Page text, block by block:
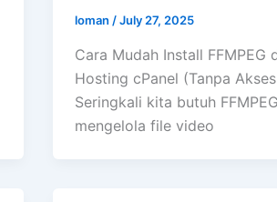
loman /July 27, 2025
Cara Mudah Install FFMPEG
Hosting cPanel (Tanpa
Seringkali kita butuh
mengelola file video